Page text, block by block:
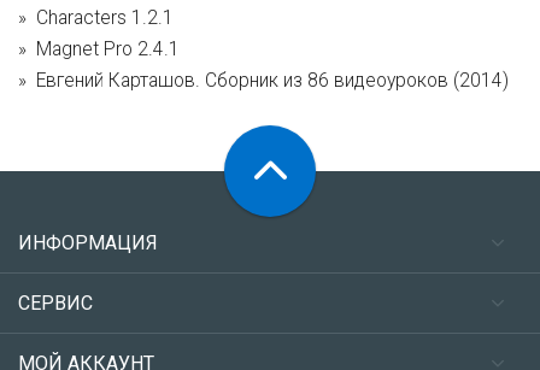
Characters 1.2.1
Magnet Pro 2.4.1
Евгений Карташов. Сборник из 86 видеоуроков (2014)
ИНФОРМАЦИЯ
СЕРВИС
МОЙ АККАУНТ